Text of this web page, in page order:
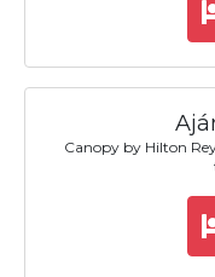
Canopy by Hilton